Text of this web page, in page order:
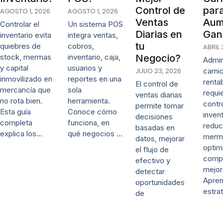
AGOSTO 1, 2026
Controlar el
inventario evita
quiebres de
stock, mermas
y capital
inmovilizado en
mercancía que
no rota bien.
Esta guía
completa
explica los…
AGOSTO 1, 2026
Un sistema POS
integra ventas,
cobros,
inventario, caja,
usuarios y
reportes en una
sola
herramienta.
Conoce cómo
funciona, en
qué negocios …
Control de
Ventas
Diarias en
tu
Negocio?
JULIO 23, 2026
El control de
ventas diarias
permite tomar
decisiones
basadas en
datos, mejorar
el flujo de
efectivo y
detectar
oportunidades
de